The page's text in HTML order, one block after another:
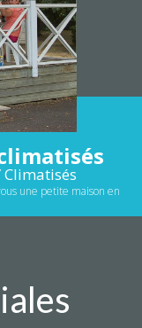
une petite maison en